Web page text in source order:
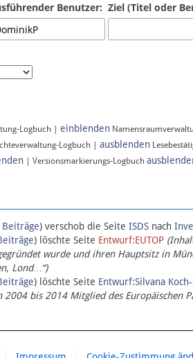
Benutzer: Ziel (Titel oder
Logbuch | einblenden
Logbuch | ausblenden
| Versionsmarkierungs-Logbuch
Beiträge) verschob die Seite ISDS nach
) löschte Seite Entwurf:EUTOP
wurde und ihren Hauptsitz in
Lond…“)
) löschte Seite Entwurf:Silvana
2004 bis 2014 Mitglied des Europäischen